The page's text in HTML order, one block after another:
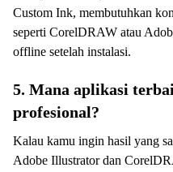
Custom Ink, membutuhkan
seperti CorelDRAW atau
offline setelah instalasi.
5. Mana aplikasi
profesional?
Kalau kamu ingin hasil yang
Adobe Illustrator dan